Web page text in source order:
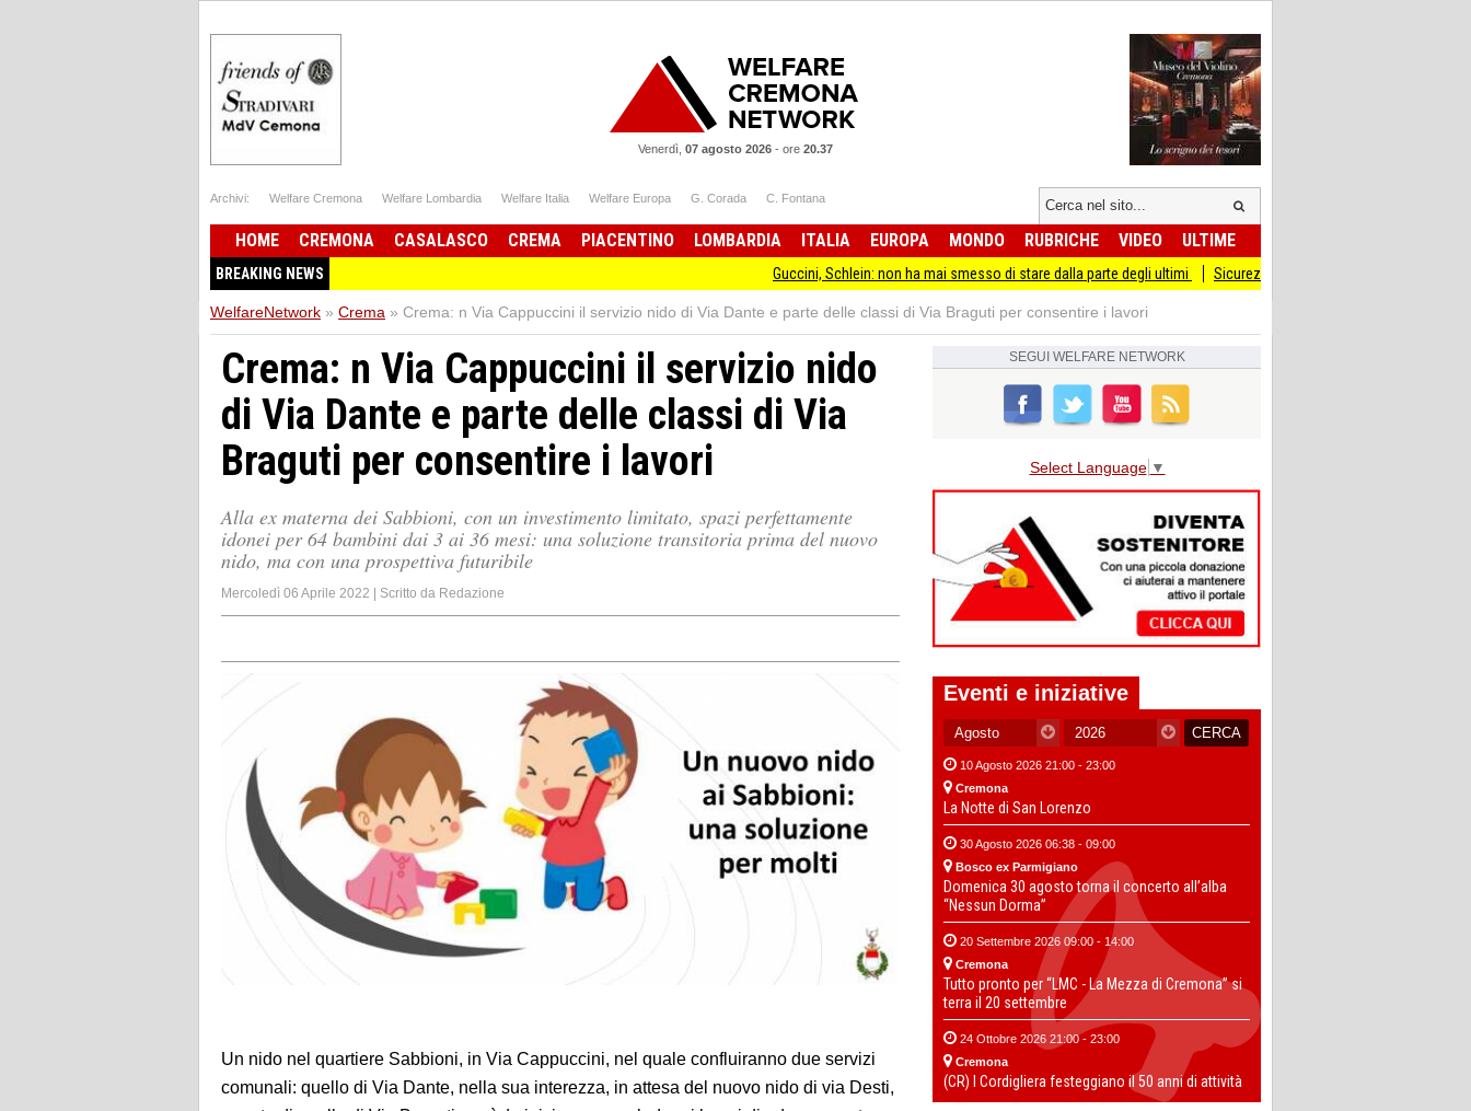
Venerdì, 07 agosto 2026 - ore 20.37
Archivi: Welfare Cremona Welfare Lombardia Welfare Italia Welfare Europa G. Corada C. Fontana
HOME CREMONA CASALASCO CREMA PIACENTINO LOMBARDIA ITALIA EUROPA MONDO RUBRICHE VIDEO ULTIME
BREAKING NEWS Guccini, Schlein: non ha mai smesso di stare dalla parte degli ultimi Sicurezza I Giovani Democratici ribattono ai Giovani
WelfareNetwork » Crema » Crema: n Via Cappuccini il servizio nido di Via Dante e parte delle classi di Via Braguti per consentire i lavori
Crema: n Via Cappuccini il servizio nido
di Via Dante e parte delle classi di Via
Braguti per consentire i lavori
Alla ex materna dei Sabbioni, con un investimento limitato, spazi perfettamente
idonei per 64 bambini dai 3 ai 36 mesi: una soluzione transitoria prima del nuovo
nido, ma con una prospettiva futuribile
Mercoledì 06 Aprile 2022 | Scritto da Redazione
Un nido nel quartiere Sabbioni, in Via Cappuccini, nel quale confluiranno due servizi
comunali: quello di Via Dante, nella sua interezza, in attesa del nuovo nido di via Desti,
SEGUI WELFARE NETWORK
Select Language ▼
Eventi e iniziative
10 Agosto 2026 21:00 - 23:00
Cremona
La Notte di San Lorenzo
30 Agosto 2026 06:38 - 09:00
Bosco ex Parmigiano
Domenica 30 agosto torna il concerto all’alba
“Nessun Dorma”
20 Settembre 2026 09:00 - 14:00
Cremona
Tutto pronto per “LMC - La Mezza di Cremona” si
terra il 20 settembre
24 Ottobre 2026 21:00 - 23:00
Cremona
(CR) I Cordigliera festeggiano il 50 anni di attività